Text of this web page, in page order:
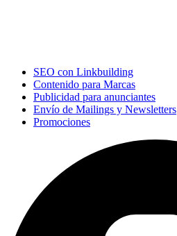
SEO con Linkbuilding
Contenido para Marcas
Publicidad para anunciantes
Envío de Mailings y Newsletters
Promociones